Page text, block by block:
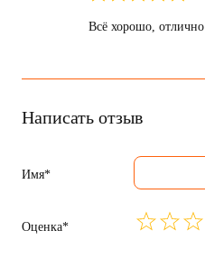
Всё хорошо, отлично
Написать отзыв